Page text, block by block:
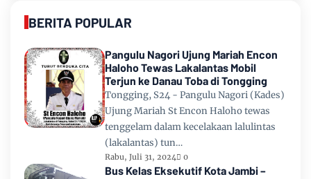
BERITA POPULAR
Pangulu Nagori Ujung Mariah Encon
Haloho Tewas Lakalantas Mobil
Terjun ke Danau Toba di Tongging
Tongging, S24 - Pangulu Nagori (Kades)
Ujung Mariah St Encon Haloho tewas
tenggelam dalam kecelakaan lalulintas
(lakalantas) tun…
Rabu, Juli 31, 2024 0
Bus Kelas Eksekutif Kota Jambi –